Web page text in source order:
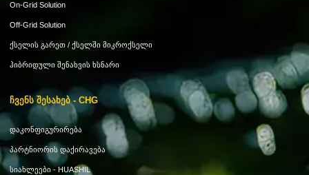
On-Grid Solution
Off-Grid Solution
Ქსელის Გარეთ / Ქსელში Მიკროქსელი
Ჰიბრიდული Შენახვის Ხსნარი
Ჩვენს Შესახებ - CHG
Დაკონფიგურირება
Პარტნიორის Დაქირავება
Სიახლეები - HUASHIL